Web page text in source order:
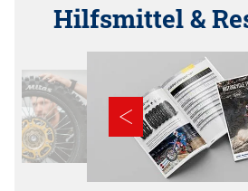
Hilfsmittel &